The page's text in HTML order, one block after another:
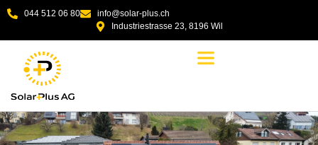
044 512 06 80
info@solar-plus.ch
Industriestrasse 23, 8196 Wil